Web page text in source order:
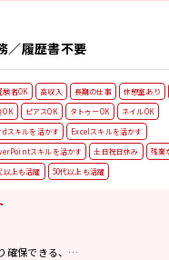
／履歴書不要
験者OK 高収入 長期の仕事 休憩室あり
OK
ピアスOK タトゥーOK
ネイルOK
スキルを活かす
Excelスキルを活かす
スキルを活かす
土日祝日休み 残業
以上も活躍
50代以上も活躍
保できる、